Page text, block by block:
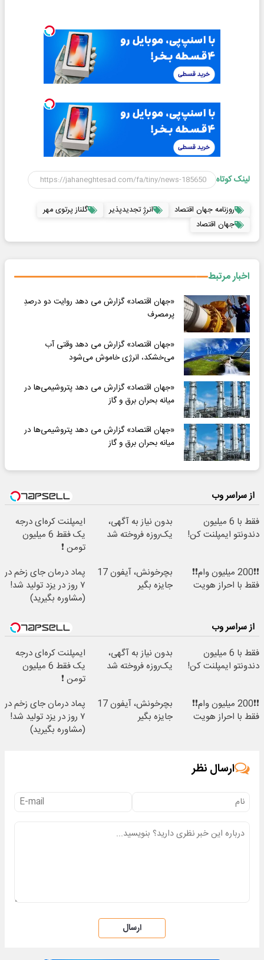
لینک کوتاه
روزنامه جهان اقتصاد انرژِ تجدیدپذیر
گلناز پرتوی مهر
جهان اقتصاد
اخبار مرتبط
«جهان اقتصاد» گزارش می دهد روایت دو درصدِ
پرمصرف
«جهان اقتصاد» گزارش می دهد وقتی آب
می‌خشکد، انرژی خاموش می‌شود
«جهان اقتصاد» گزارش می دهد پتروشیمی‌ها در
میانه بحران برق و گاز
«جهان اقتصاد» گزارش می دهد پتروشیمی‌ها در
میانه بحران برق و گاز
از سراسر وب
فقط با 6 میلیون
دندونتو ایمپلنت کن!
بدون نیاز به آگهی،
یک‌روزه فروخته شد
ایمپلنت کره‌ای درجه
یک فقط 6 میلیون
تومن ❗
❗❗200 میلیون وام❗❗
فقط با احراز هویت
بچرخونش، آیفون 17
جایزه بگیر
پماد درمان جای زخم در
۷ روز در یزد تولید شد!
(مشاوره بگیرید)
از سراسر وب
فقط با 6 میلیون
دندونتو ایمپلنت کن!
بدون نیاز به آگهی،
یک‌روزه فروخته شد
ایمپلنت کره‌ای درجه
یک فقط 6 میلیون
تومن ❗
❗❗200 میلیون وام❗❗
فقط با احراز هویت
بچرخونش، آیفون 17
جایزه بگیر
پماد درمان جای زخم در
۷ روز در یزد تولید شد!
(مشاوره بگیرید)
ارسال نظر
ارسال